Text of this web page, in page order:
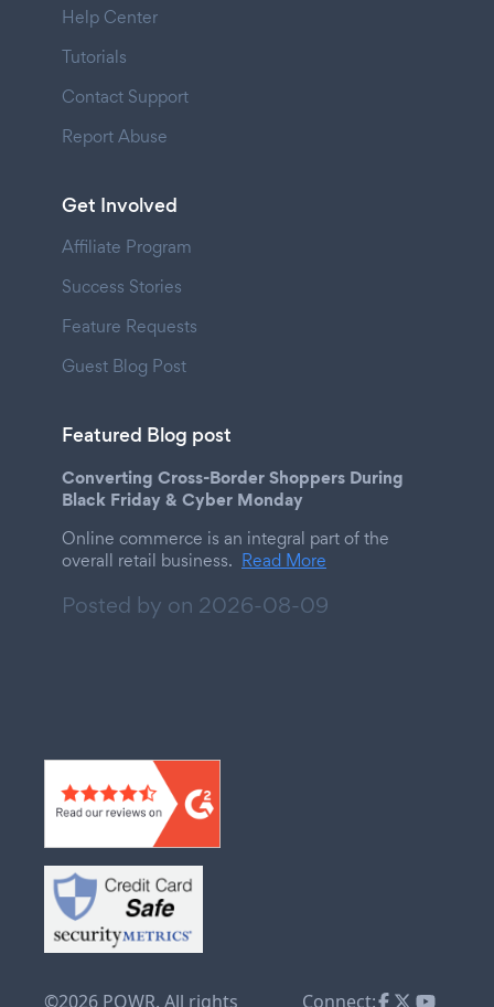
Help Center
Tutorials
Contact Support
Report Abuse
Get Involved
Affiliate Program
Success Stories
Feature Requests
Guest Blog Post
Featured Blog post
Converting Cross-Border Shoppers During
Black Friday & Cyber Monday
Online commerce is an integral part of the
overall retail business. Read More
Posted by on 2026-08-09
©2026 POWR. All rights Connect: